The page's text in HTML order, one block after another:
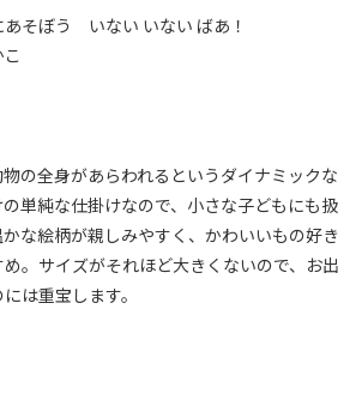
そぼう いない いない ばあ！
の全身があらわれるというダイナミックな
単純な仕掛けなので、小さな子どもにも扱
な絵柄が親しみやすく、かわいいもの好き
。サイズがそれほど大きくないので、お出
は重宝します。